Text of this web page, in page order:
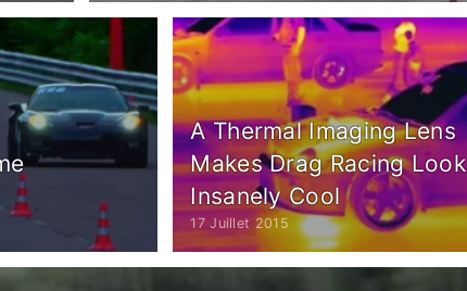
A Thermal Imaging Lens
Makes Drag Racing Look
Insanely Cool
17 Juillet 2015